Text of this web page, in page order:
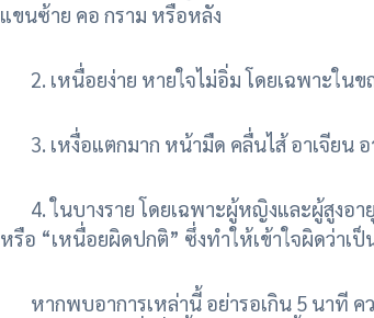
แขนซ้าย คอ กราม หรือหลัง
2. เหนื่อยง่าย หายใจไม่อิ่ม โดยเฉพาะใน
3. เหงื่อแตกมาก หน้ามืด คลื่นไส้ อาเจียน
4. ในบางราย โดยเฉพาะผู้หญิงและผู้สูงอา
หรือ “เหนื่อยผิดปกติ” ซึ่งทำให้เข้าใจผิดว่าเป็
หากพบอาการเหล่านี้ อย่ารอเกิน 5 นาที